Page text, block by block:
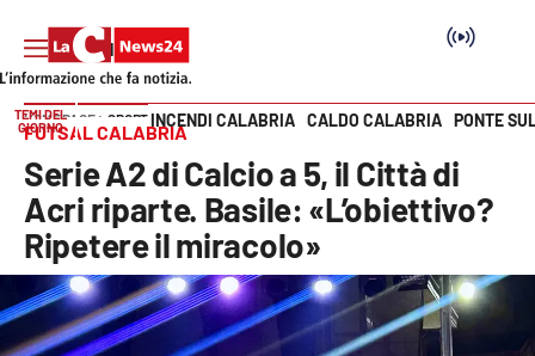
SEZIONI
Cronaca
Politica
Vai
TEMI DEL
GIORNO
INCENDI CALABRIA CALDO CALABRIA PONTE
HOME PAGE SPORT
FUTSAL CALABRIA
Serie A2 di Calcio a 5, il Città di
Acri riparte. Basile: «L’obiettivo?
Ripetere il miracolo»